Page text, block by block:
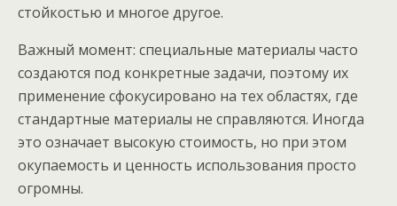
стойкостью и многое другое.
Важный момент: специальные материалы часто
создаются под конкретные задачи, поэтому их
применение сфокусировано на тех областях, где
стандартные материалы не справляются. Иногда
это означает высокую стоимость, но при этом
окупаемость и ценность использования просто
огромны.